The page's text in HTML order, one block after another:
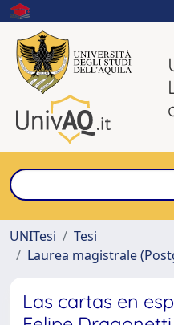
UNITesi
Tesi
Laurea magistrale
Las cartas en